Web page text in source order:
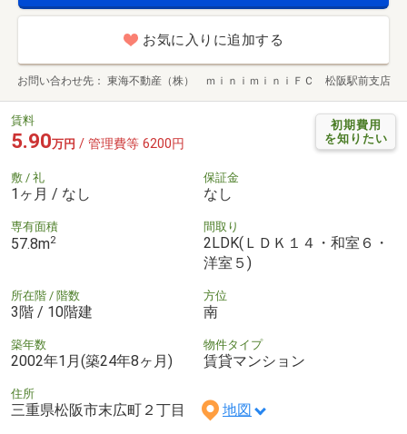
お気に入りに追加する
お問い合わせ先 東海不動産（株） ｍｉｎｉｍｉｎｉＦＣ 松阪駅前支店
初期費用
を知りたい
賃料
5.90万円 / 管理費等 6200円
敷 / 礼
1ヶ月 / なし
保証金
なし
専有面積
57.8m2
間取り
2LDK(ＬＤＫ１４・和室６・
洋室５)
所在階 / 階数
3階 / 10階建
方位
南
築年数
2002年1月(築24年8ヶ月)
物件タイプ
賃貸マンション
住所
三重県松阪市末広町２丁目 地図